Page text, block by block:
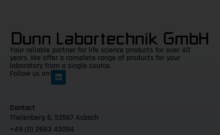
Your reliable partner for life science products for over 40
years. We offer a complete range of products for your
laboratory from a single source.
Follow us on:
Contact
Thelenberg 6, 53567 Asbach
+49 (0) 2683 43094